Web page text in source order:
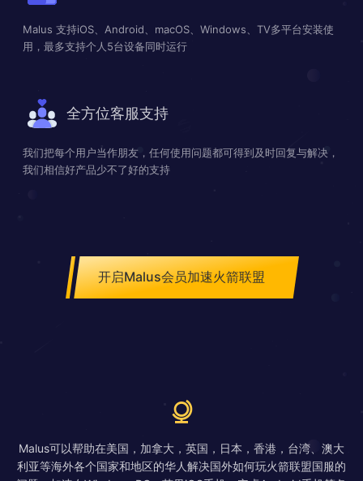
Malus 支持iOS、Android、macOS、Windows、TV多平台安装使
用，最多支持个人5台设备同时运行
全方位客服支持
我们把每个用户当作朋友，任何使用问题都可得到及时回复与解决，
我们相信好产品少不了好的支持
开启Malus会员加速火箭联盟
Malus可以帮助在美国，加拿大，英国，日本，香港，台湾、澳大
利亚等海外各个国家和地区的华人解决国外如何玩火箭联盟国服的